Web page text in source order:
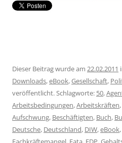
Dieser Beitrag wurde am 22.02.2011
Downloads,eBook,Gesellschaft,
veröffentlicht. Schlagworte: 50,
Arbeitsbedingungen,Arbeitskräften,
Aufschwung, Beschäftigten, Buch,
Deutsche, Deutschland, DIW,eBook,